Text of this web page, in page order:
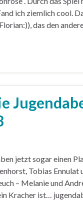
ich ziemlich cool.
das den
jetzt sogar einen
Tobias Ennulat
– Melanie und
Kracher ist…